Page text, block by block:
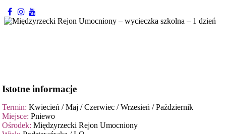
Istotne informacje
Termin: Kwiecień / Maj / Czerwiec / Wrzesień / Październik
Miejsce: Pniewo
Ośrodek: Międzyrzecki Rejon Umocniony